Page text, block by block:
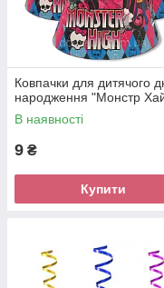
Ковпачки для дитячого
народження "Монстр
В наявності
9 ₴
Купити